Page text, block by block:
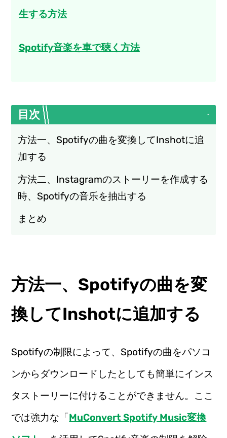
生する方法
Spotify音楽を車で聴く方法
目次
方法一、Spotifyの曲を変換してInshotに追
加する
方法二、Instagramのストーリーを作成する
時、Spotifyの音乐を抽出する
まとめ
方法一、Spotifyの曲を変
換してInshotに追加する
Spotifyの制限によって、Spotifyの曲をパソコ
ンからダウンロードしたとしても簡単にインス
タストーリーに付けることができません。ここ
では強力な「MuConvert Spotify Music変換